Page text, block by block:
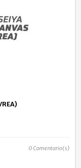
0Comentario(s)